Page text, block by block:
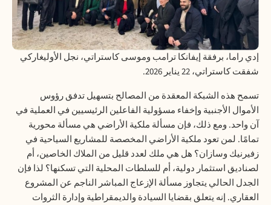
إدي راما، برفقة إيفانكا ترامب وموسى كاستراتي، نجل الأوليغاركي
شفقت كاستراتي، 22 يناير 2026.
تسمح هذه الشبكة المعقدة من المصالح بتسهيل تدفق رؤوس
الأموال الأجنبية وإخفاء مسؤولية الفاعلين الرئيسيين في العملية في
آن واحد. ومع ذلك، فإن مسألة ملكية الأراضي هي مسألة محورية
تمامًا. لمن تعود ملكية الأراضي المخصصة للمشاريع السياحية في
زفيرنيك وسازان؟ هل هي ملك لعدد قليل من الملاك الخاصين، أم
لصناديق استثمار دولية، أم للسلطات المحلية التي تسكنها؟ لذا فإن
الجدل الحالي يتجاوز مسألة الإزعاج المباشر الناجم عن المشروع
العقاري. إنه يتعلق بقضايا السيادة والديمقراطية وإدارة الثروات